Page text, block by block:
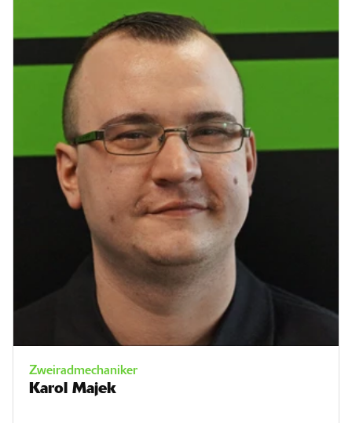
Zweiradmechaniker
Karol Majek